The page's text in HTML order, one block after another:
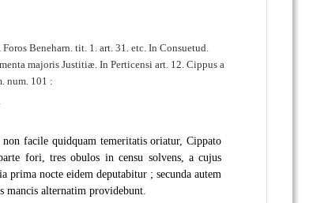
Beneharn. tit. 1. art. 31. etc. In Consuetud.
majoris Justitiæ. In Perticensi art. 12. Cippus a
num. 101 :
facile quidquam temeritatis oriatur, Cippato
fori, tres obulos in censu solvens, a cujus
prima nocte eidem deputabitur ; secunda autem
alternatim providebunt.